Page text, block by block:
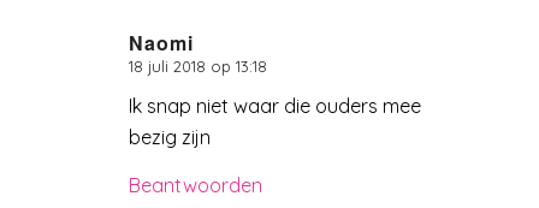
Naomi
zegt:
18 juli 2018 op 13:18
Ik snap niet waar die ouders mee
bezig zijn
Beantwoorden